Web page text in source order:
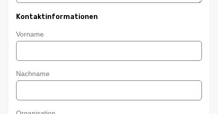
Kontaktinformationen
Vorname
Nachname